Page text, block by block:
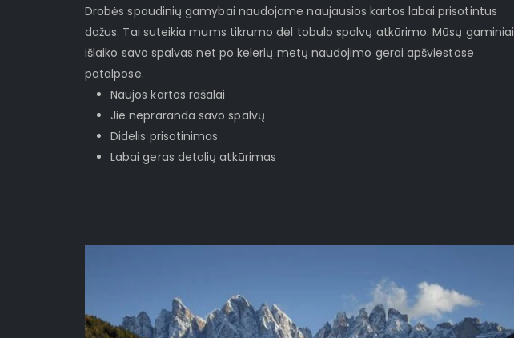
Drobės spaudinių gamybai naudojame naujausios kartos labai prisotintus
dažus. Tai suteikia mums tikrumo dėl tobulo spalvų atkūrimo. Mūsų gaminiai
išlaiko savo spalvas net po kelerių metų naudojimo gerai apšviestose
patalpose.
Naujos kartos rašalai
Jie nepraranda savo spalvų
Didelis prisotinimas
Labai geras detalių atkūrimas